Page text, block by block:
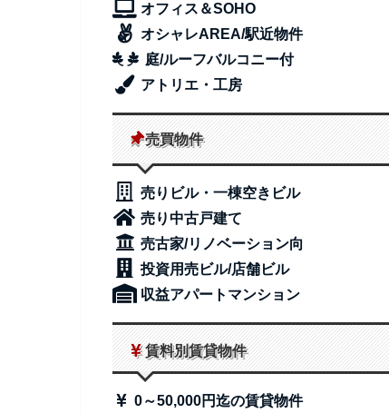
オフィス＆SOHO
オシャレAREA/駅近物件
庭/ルーフバルコニー付
アトリエ・工房
売買物件
売りビル・一棟空きビル
売り中古戸建て
売古家/リノベーション向
投資用売ビル/店舗ビル
収益アパートマンション
賃料別賃貸物件
0～50,000円迄の賃貸物件